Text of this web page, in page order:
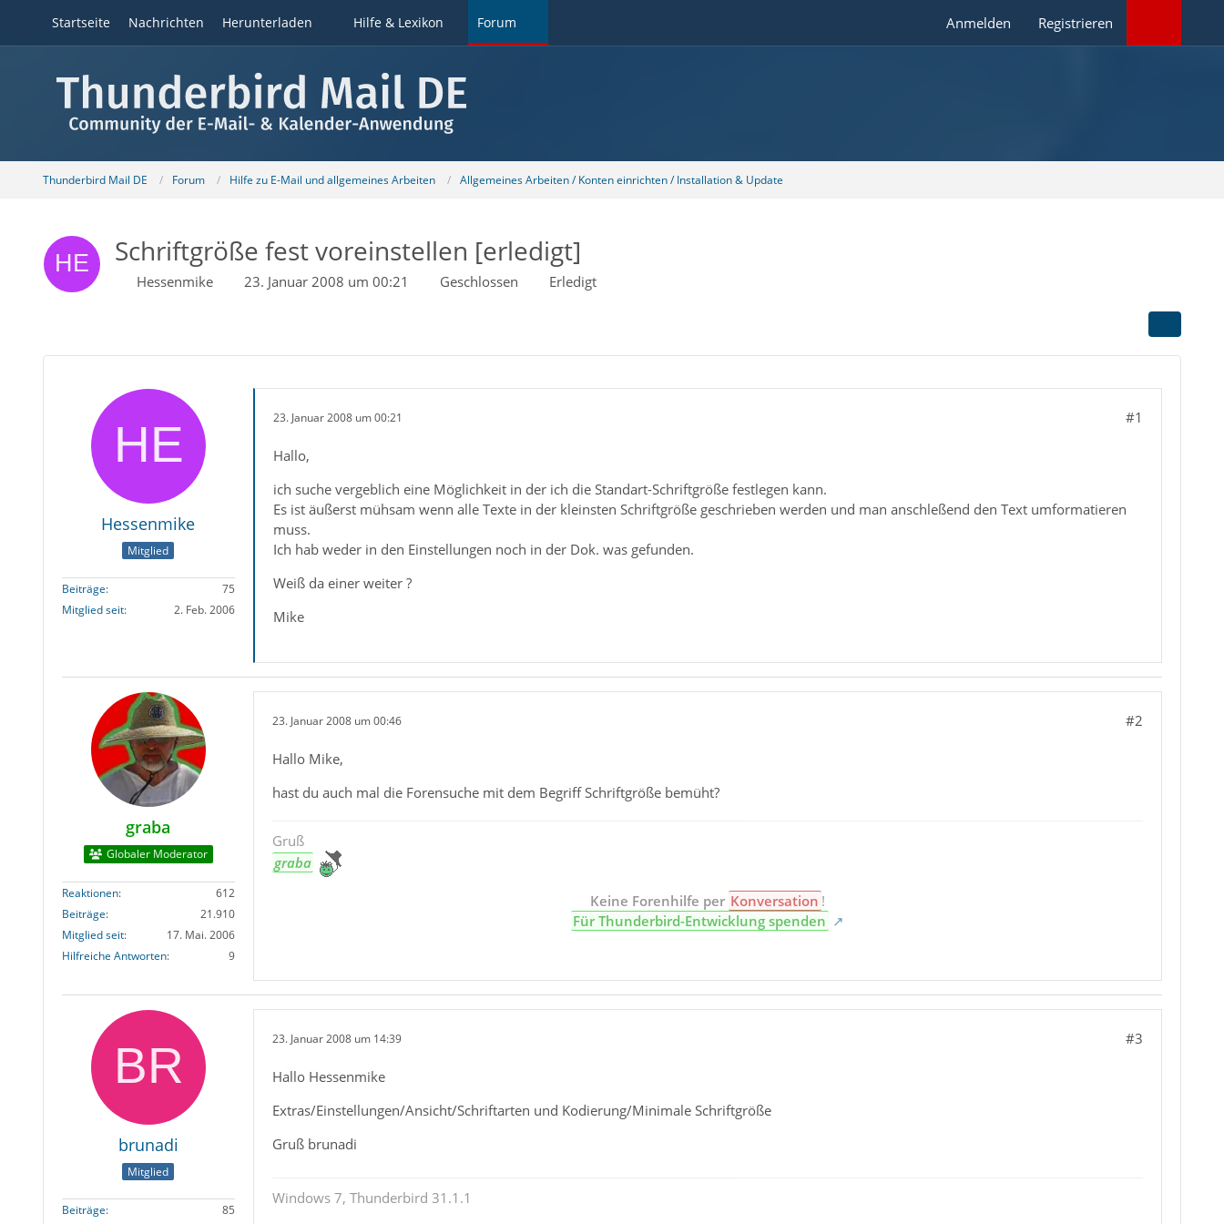
Startseite Nachrichten Herunterladen Hilfe & Lexikon Forum Anmelden Registrieren
Thunderbird Mail DE Forum Hilfe zu E-Mail und allgemeines Arbeiten Allgemeines Arbeiten / Konten einrichten / Installation & Update
Schriftgröße fest voreinstellen [erledigt]
Hessenmike 23. Januar 2008 um 00:21 Geschlossen Erledigt
Hessenmike
Mitglied
Beiträge
75
Mitglied seit
2. Feb. 2006
23. Januar 2008 um 00:21 #1
Hallo,
ich suche vergeblich eine Möglichkeit in der ich die Standart-Schriftgröße festlegen kann.
Es ist äußerst mühsam wenn alle Texte in der kleinsten Schriftgröße geschrieben werden und man anschleßend den Text umformatieren
muss.
Ich hab weder in den Einstellungen noch in der Dok. was gefunden.
Weiß da einer weiter ?
Mike
graba
Globaler Moderator
Reaktionen
612
Beiträge
21.910
Mitglied seit
17. Mai. 2006
Hilfreiche Antworten
9
23. Januar 2008 um 00:46 #2
Hallo Mike,
hast du auch mal die Forensuche mit dem Begriff Schriftgröße bemüht?
Gruß
graba
Keine Forenhilfe per Konversation !
Für Thunderbird-Entwicklung spenden
brunadi
Mitglied
Beiträge
85
23. Januar 2008 um 14:39 #3
Hallo Hessenmike
Extras/Einstellungen/Ansicht/Schriftarten und Kodierung/Minimale Schriftgröße
Gruß brunadi
Windows 7, Thunderbird 31.1.1